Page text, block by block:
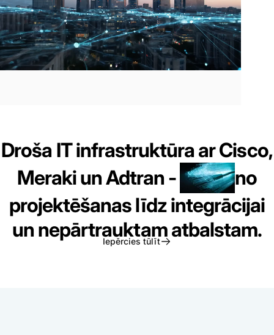
savienojumijūsu
biznesam.Vienkārši,
gudriundroši.
Iepērcies tūlīt
Droša IT infrastruktūra ar Cisco,
Meraki un Adtran -
no
projektēšanas līdz integrācijai
un nepārtrauktam atbalstam.